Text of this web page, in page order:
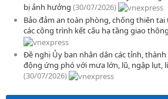
bị ảnh hưởng (30/07/2026)
Bảo đảm an toàn phòng, chống thiên
các công trình kết cấu hạ tầng giao
Đề nghị Ủy ban nhân dân các tỉnh,
động ứng phó với mưa lớn, lũ, ngập lụt,
(30/07/2026)